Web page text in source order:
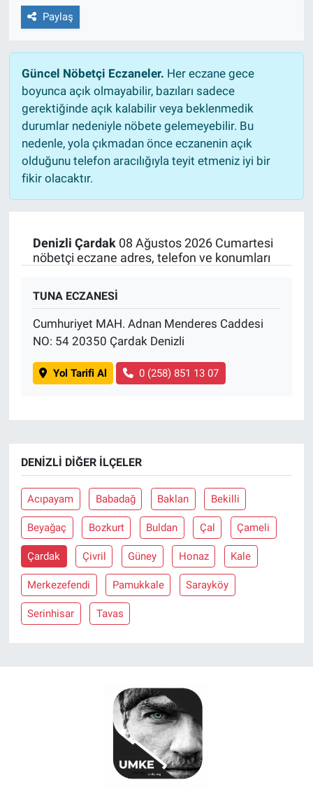
Paylaş
Güncel Nöbetçi Eczaneler. Her eczane gece
boyunca açık olmayabilir, bazıları sadece
gerektiğinde açık kalabilir veya beklenmedik
durumlar nedeniyle nöbete gelemeyebilir. Bu
nedenle, yola çıkmadan önce eczanenin açık
olduğunu telefon aracılığıyla teyit etmeniz iyi bir
fikir olacaktır.
Denizli Çardak08 Ağustos 2026 Cumartesi
nöbetçi eczane adres, telefon ve konumları
TUNA ECZANESİ
Cumhuriyet MAH. Adnan Menderes Caddesi
NO: 54 20350 Çardak Denizli
Yol Tarifi Al 0 (258) 851 13 07
DENIZLI DIĞER İLÇELER
Acıpayam Babadağ Baklan Bekilli
Beyağaç Bozkurt Buldan Çal Çameli
Çardak Çivril Güney Honaz Kale
Merkezefendi Pamukkale Sarayköy
Serinhisar Tavas